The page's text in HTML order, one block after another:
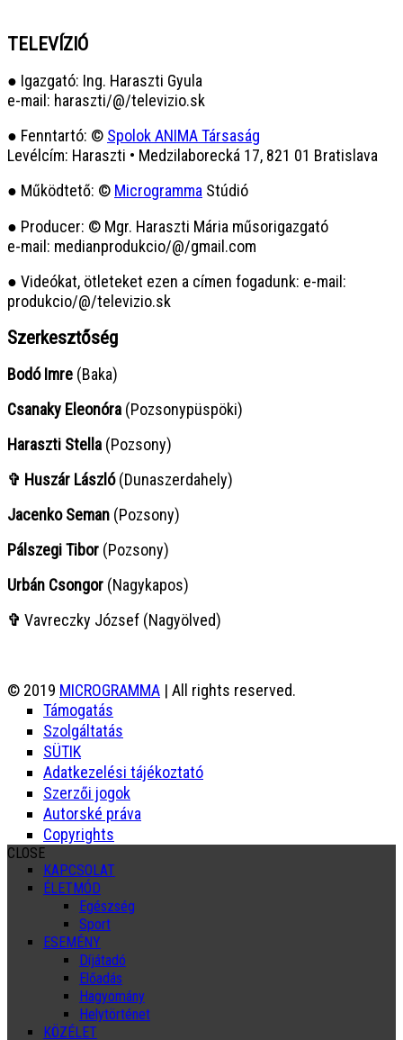
TELEVÍZIÓ
● Igazgató: Ing. Haraszti Gyula
e-mail: haraszti/@/televizio.sk
● Fenntartó: © Spolok ANIMA Társaság
Levélcím: Haraszti • Medzilaborecká 17, 821 01 Bratislava
● Működtető: © Microgramma Stúdió
● Producer: © Mgr. Haraszti Mária műsorigazgató
e-mail: medianprodukcio/@/gmail.com
● Videókat, ötleteket ezen a címen fogadunk: e-mail:
produkcio/@/televizio.sk
Szerkesztőség
Bodó Imre (Baka)
Csanaky Eleonóra (Pozsonypüspöki)
Haraszti Stella (Pozsony)
✞ Huszár László(Dunaszerdahely)
Jacenko Seman (Pozsony)
Pálszegi Tibor (Pozsony)
Urbán Csongor (Nagykapos)
✞ Vavreczky József (Nagyölved)
© 2019 MICROGRAMMA | All rights reserved.
Támogatás
Szolgáltatás
SÜTIK
Adatkezelési tájékoztató
Szerzői jogok
Autorské práva
Copyrights
CLOSE
KAPCSOLAT
ÉLETMÓD
Egészség
Sport
ESEMÉNY
Díjátadó
Előadás
Hagyomány
Helytörténet
KÖZÉLET